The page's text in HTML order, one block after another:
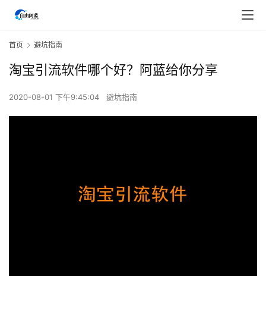
首页 避坑指南
淘宝引流软件哪个好？阿蓝给你分享
2020-08-01 下午9:45:04 避坑指南